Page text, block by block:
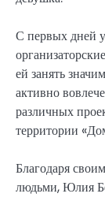
С первых дней
ей занять
активно
различных
территории
Благодаря
людьми, Юлия